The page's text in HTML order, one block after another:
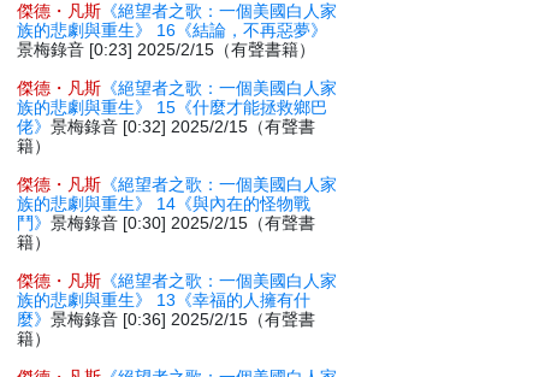
傑德・凡斯 《絕望者之歌：一個美國白人家
族的悲劇與重生》 16《結論，不再惡夢》
景梅錄音 [0:23] 2025/2/15（有聲書籍）
傑德・凡斯 《絕望者之歌：一個美國白人家
族的悲劇與重生》 15《什麼才能拯救鄉巴
佬》景梅錄音 [0:32] 2025/2/15（有聲書
籍）
傑德・凡斯 《絕望者之歌：一個美國白人家
族的悲劇與重生》 14《與內在的怪物戰
鬥》景梅錄音 [0:30] 2025/2/15（有聲書
籍）
傑德・凡斯 《絕望者之歌：一個美國白人家
族的悲劇與重生》 13《幸福的人擁有什
麼》景梅錄音 [0:36] 2025/2/15（有聲書
籍）